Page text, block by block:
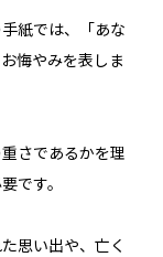
紙では、「あな
悔やみを表しま
さであるかを理
です。
思い出や、亡く